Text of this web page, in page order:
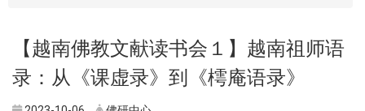
【越南佛教文献读书会１】越南祖师语
录：从《课虚录》到《樗庵语录》